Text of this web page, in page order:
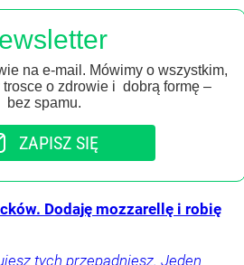
na e-mail. Mówimy o wszystkim,
o zdrowie i dobrą formę –
bez spamu.
ZAPISZ SIĘ
Dodaję mozzarellę i robię
tych przepadniesz. Jeden